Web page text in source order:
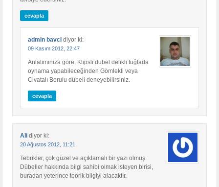
cevapla
admin bavci diyor ki:
09 Kasım 2012, 22:47
Anlatımınıza göre, Klipsli dubel delikli tuğlada
oynama yapabileceğinden Gömlekli veya
Civatalı Borulu dübeli deneyebilirsiniz.
cevapla
Ali diyor ki:
20 Ağustos 2012, 11:21
Tebrikler, çok güzel ve açıklamalı bir yazı olmuş.
Dübeller hakkında bilgi sahibi olmak isteyen birisi,
buradan yeterince teorik bilgiyi alacaktır.